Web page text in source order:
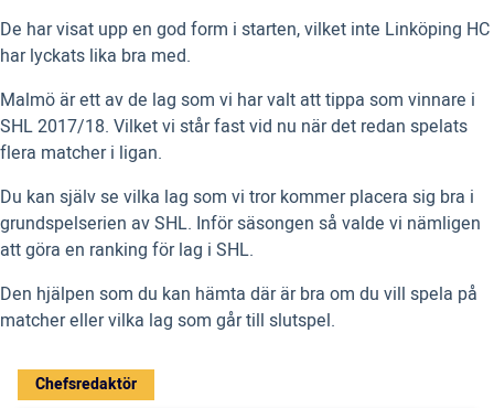
De har visat upp en god form i starten, vilket inte Linköping HC
har lyckats lika bra med.
Malmö är ett av de lag som vi har valt att tippa som vinnare i
SHL 2017/18. Vilket vi står fast vid nu när det redan spelats
flera matcher i ligan.
Du kan själv se vilka lag som vi tror kommer placera sig bra i
grundspelserien av SHL. Inför säsongen så valde vi nämligen
att göra en ranking för lag i SHL.
Den hjälpen som du kan hämta där är bra om du vill spela på
matcher eller vilka lag som går till slutspel.
Chefsredaktör